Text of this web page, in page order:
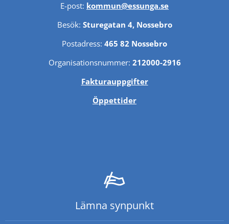
E-post: kommun@essunga.se
Besök: Sturegatan 4, Nossebro
Postadress: 465 82 Nossebro
Organisationsnummer: 212000-2916
Fakturauppgifter
Öppettider
Lämna synpunkt